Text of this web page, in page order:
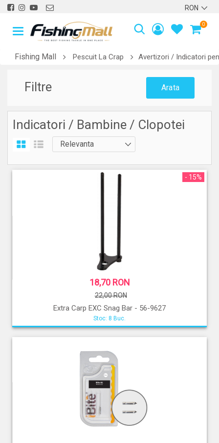
0
Fishing Mall Pescuit La Crap Avertizori / Indicatori
Filtre Arata
Indicatori / Bambine / Clopotei
- 15%
18,70 RON
22,00 RON
Extra Carp EXC Snag Bar - 56-9627
Stoc: 8 Buc.